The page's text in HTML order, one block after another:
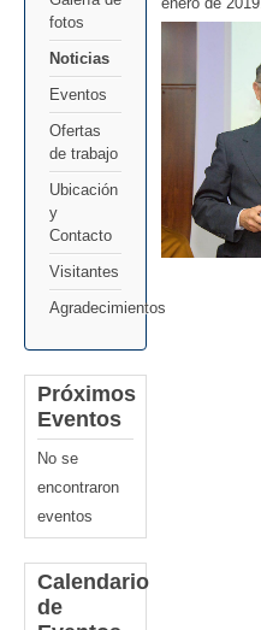
fotos
Noticias
Eventos
Ofertas
de trabajo
Ubicación
y
Contacto
Visitantes
Agradecimientos
Próximos
Eventos
No se
encontraron
eventos
Calendario
de